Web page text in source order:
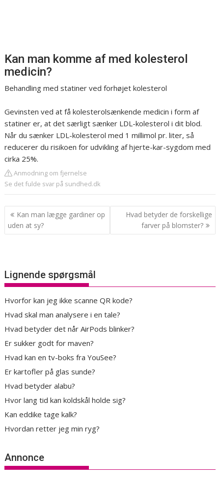
Kan man komme af med kolesterol
medicin?
Behandling med statiner ved forhøjet kolesterol
Gevinsten ved at få kolesterolsænkende medicin i form af
statiner er, at det særligt sænker LDL-kolesterol i dit blod.
Når du sænker LDL-kolesterol med 1 millimol pr. liter, så
reducerer du risikoen for udvikling af hjerte-kar-sygdom med
cirka 25%.
Anmodning om fjernelse
Se det fulde svar på sundhed.dk
Indlægsnavigation
Kan man lægge gardiner op
uden at sy?
Hvad betyder de forskellige
farver på blomster?
Lignende spørgsmål
Hvorfor kan jeg ikke scanne QR kode?
Hvad skal man analysere i en tale?
Hvad betyder det når AirPods blinker?
Er sukker godt for maven?
Hvad kan en tv-boks fra YouSee?
Er kartofler på glas sunde?
Hvad betyder alabu?
Hvor lang tid kan koldskål holde sig?
Kan eddike tage kalk?
Hvordan retter jeg min ryg?
Annonce